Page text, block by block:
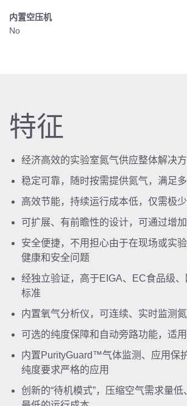
内置空压机
No
特征
经济高效的实验室氮气供应整体解决
稳定可靠，随时按需提供氮气，满足
高效节能，持续运行成本低，仅需极
可扩展、有前瞻性的设计，可通过增
安全便捷，不用担心由于在现场或实
健康和安全问题
经独立验证，高于EIGA、EC食品级
标准
内置氧气分析仪，可连续、实时监测
可选的纯度保障和自动旁路功能，适
内置PurityGuard™气体监测、应用保
纯度要求严格的应用
创新的“待机模式”，压缩空气需求量